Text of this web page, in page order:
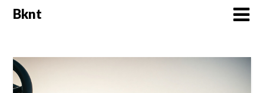
SkipBknt